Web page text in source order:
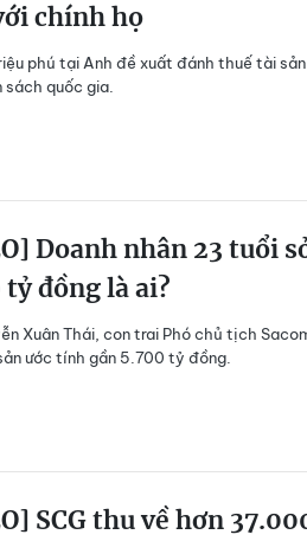
chính họ
phú tại Anh đề xuất đánh thuế tài
sách quốc gia.
Doanh nhân 23 tuổi
đồng là ai?
Xuân Thái, con trai Phó chủ tịch
ước tính gần 5.700 tỷ đồng.
SCG thu về hơn